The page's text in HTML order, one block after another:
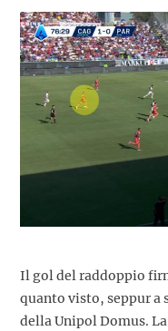
Il gol del raddoppio
quanto visto, seppur
della Unipol Domus.